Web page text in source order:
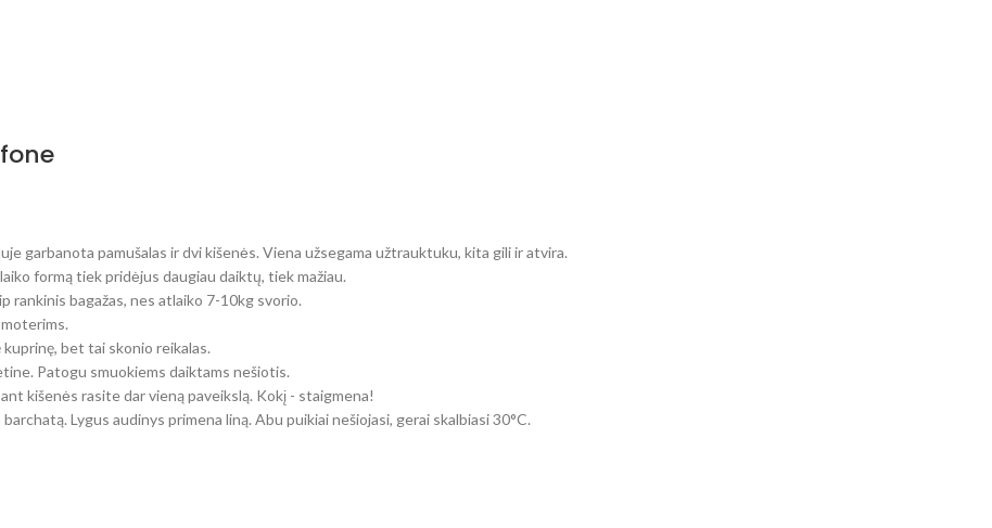
garbanota pamušalas ir dvi kišenės. Viena užsegama užtrauktuku, kita gili ir atvira.
formą tiek pridėjus daugiau daiktų, tiek mažiau.
rankinis bagažas, nes atlaiko 7-10kg svorio.
bet tai skonio reikalas.
Patogu smuokiems daiktams nešiotis.
kišenės rasite dar vieną paveikslą. Kokį - staigmena!
Lygus audinys primena liną. Abu puikiai nešiojasi, gerai skalbiasi 30°C.